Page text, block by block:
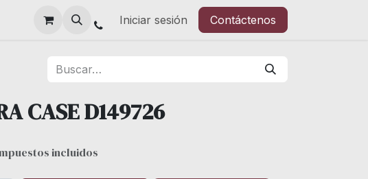
Iniciar sesión Contáctenos
CASE D149726
incluidos